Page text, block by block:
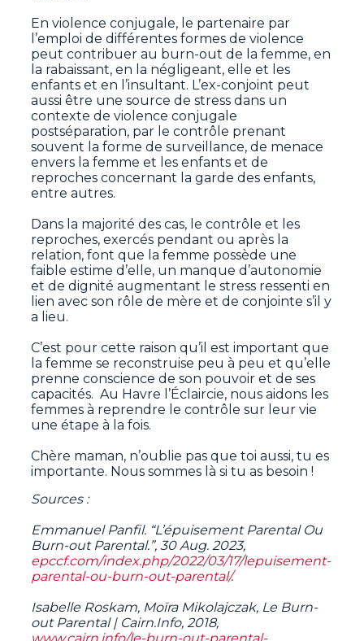
En violence conjugale, le partenaire par
l’emploi de différentes formes de violence
peut contribuer au burn-out de la femme, en
la rabaissant, en la négligeant, elle et les
enfants et en l’insultant. L’ex-conjoint peut
aussi être une source de stress dans un
contexte de violence conjugale
postséparation, par le contrôle prenant
souvent la forme de surveillance, de menace
envers la femme et les enfants et de
reproches concernant la garde des enfants,
entre autres.
Dans la majorité des cas, le contrôle et les
reproches, exercés pendant ou après la
relation, font que la femme possède une
faible estime d’elle, un manque d’autonomie
et de dignité augmentant le stress ressenti en
lien avec son rôle de mère et de conjointe s’il y
a lieu.
C’est pour cette raison qu’il est important que
la femme se reconstruise peu à peu et qu’elle
prenne conscience de son pouvoir et de ses
capacités. Au Havre l’Éclaircie, nous aidons les
femmes à reprendre le contrôle sur leur vie
une étape à la fois.
Chère maman, n’oublie pas que toi aussi, tu es
importante. Nous sommes là si tu as besoin !
Sources :
Emmanuel Panfil. “L’épuisement Parental Ou
Burn-out Parental.”, 30 Aug. 2023,
epccf.com/index.php/2022/03/17/lepuisement-
parental-ou-burn-out-parental/.
Isabelle Roskam, Moïra Mikolajczak, Le Burn-
out Parental | Cairn.Info, 2018,
www.cairn.info/le-burn-out-parental-